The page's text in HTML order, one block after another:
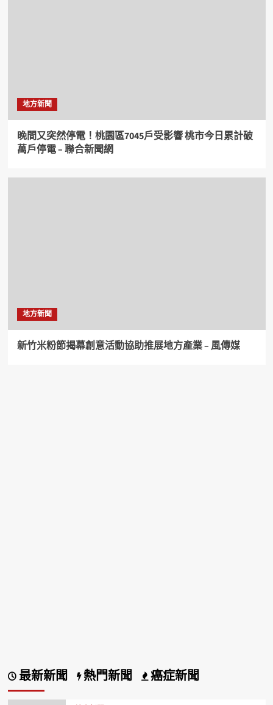
地方新聞
晚間又突然停電！桃園區7045戶受影響 桃市今日累計破
萬戶停電 – 聯合新聞網
地方新聞
新竹米粉節揭幕創意活動協助推展地方產業 – 風傳媒
最新新聞 熱門新聞 癌症新聞